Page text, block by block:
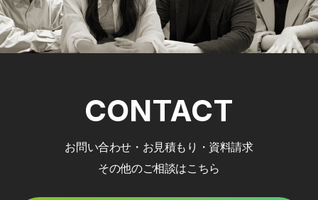
CONTACT
お問い合わせ・お見積もり・資料請求
その他のご相談はこちら